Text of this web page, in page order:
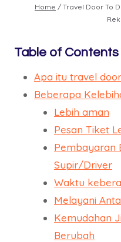
Home / Travel Door To
Table of Contents
Apa itu travel
Beberapa
Lebih aman
Pesan Tiket
Pembayaran
Supir/Driver
Waktu
Melayani
Kemudahan
Berubah